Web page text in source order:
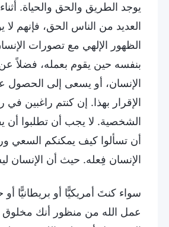
يوجد الطريق والحق والحياة.
العديد من الناس الحق، فإنهم
الظهور الإلهي مع تصورات
بنفسه حين يقوم بعمله، فضلاً
الإنسان، أو يسعى إلى
الإقرار بهذا. إن كنتم راغبين في
الشخصية. لا يجب أن تطلبوا أن
أن تسألوا كيف يمكنكم السعي
الإنسان فِعله. حيث أن
سواء كنتَ أمريكيًّا أو بريطانيًّا
عمل الله من منظور أنك مخلوق